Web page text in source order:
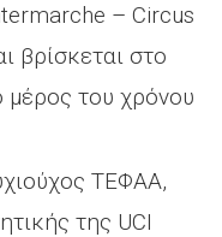
– Circus
βρίσκεται στο
μέρος του χρόνου
ΤΕΦΑΑ,
της UCI